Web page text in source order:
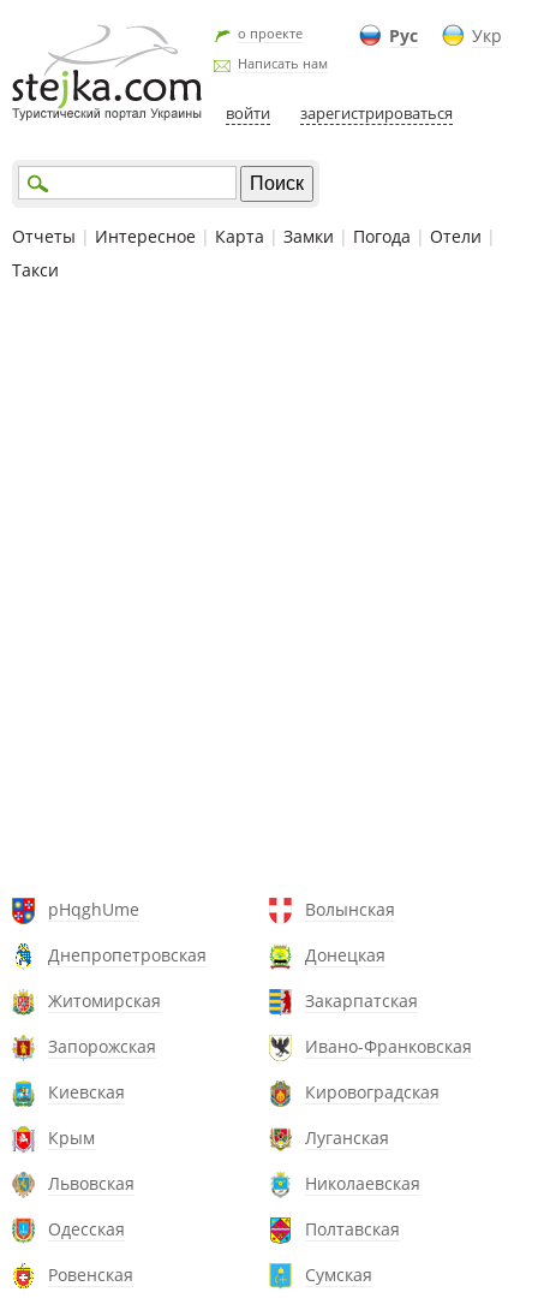
Рус Укр
о проекте
Написать нам
войти зарегистрироваться
Отчеты | Интересное | Карта | Замки | Погода | Отели |
Такси
pHqghUme
Волынская
Днепропетровская
Донецкая
Житомирская
Закарпатская
Запорожская
Ивано-Франковская
Киевская
Кировоградская
Крым
Луганская
Львовская
Николаевская
Одесская
Полтавская
Ровенская
Сумская